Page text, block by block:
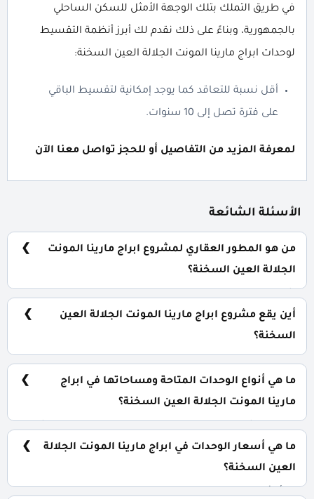
في طريق التملك بتلك الوجهة الأمثل للسكن الساحلي
بالجمهورية، وبناءً على ذلك نقدم لك أبرز أنظمة التقسيط
لوحدات ابراج مارينا المونت الجلالة العين السخنة:
أقل نسبة للتعاقد كما يوجد إمكانية لتقسيط الباقي
على فترة تصل إلى 10 سنوات.
لمعرفة المزيد من التفاصيل أو للحجز تواصل معنا الآن
الأسئلة الشائعة
من هو المطور العقاري لمشروع ابراج مارينا المونت
الجلالة العين السخنة؟
أين يقع مشروع ابراج مارينا المونت الجلالة العين
السخنة؟
ما هي أنواع الوحدات المتاحة ومساحاتها في ابراج
مارينا المونت الجلالة العين السخنة؟
ستوديوهات: تبدأ من 50 متر² شقق سكنية: تبدأ من 700 متر²
لوفت: تبدأ من 105 متر² بنتهاوس: تبدأ من 415 متر²
ما هي أسعار الوحدات في ابراج مارينا المونت الجلالة
العين السخنة؟